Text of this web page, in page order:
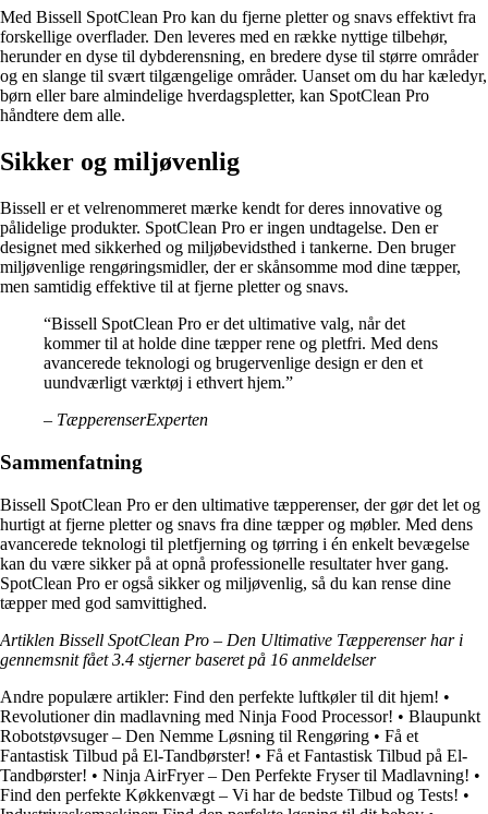
Med Bissell SpotClean Pro kan du fjerne pletter og snavs effektivt fra
forskellige overflader. Den leveres med en række nyttige tilbehør,
herunder en dyse til dybderensning, en bredere dyse til større områder
og en slange til svært tilgængelige områder. Uanset om du har kæledyr,
børn eller bare almindelige hverdagspletter, kan SpotClean Pro
håndtere dem alle.
Sikker og miljøvenlig
Bissell er et velrenommeret mærke kendt for deres innovative og
pålidelige produkter. SpotClean Pro er ingen undtagelse. Den er
designet med sikkerhed og miljøbevidsthed i tankerne. Den bruger
miljøvenlige rengøringsmidler, der er skånsomme mod dine tæpper,
men samtidig effektive til at fjerne pletter og snavs.
“Bissell SpotClean Pro er det ultimative valg, når det
kommer til at holde dine tæpper rene og pletfri. Med dens
avancerede teknologi og brugervenlige design er den et
uundværligt værktøj i ethvert hjem.”
– TæpperenserExperten
Sammenfatning
Bissell SpotClean Pro er den ultimative tæpperenser, der gør det let og
hurtigt at fjerne pletter og snavs fra dine tæpper og møbler. Med dens
avancerede teknologi til pletfjerning og tørring i én enkelt bevægelse
kan du være sikker på at opnå professionelle resultater hver gang.
SpotClean Pro er også sikker og miljøvenlig, så du kan rense dine
tæpper med god samvittighed.
Artiklen Bissell SpotClean Pro – Den Ultimative Tæpperenser har i
gennemsnit fået3.4 stjerner baseret på 16 anmeldelser
Andre populære artikler: Find den perfekte luftkøler til dit hjem! •
Revolutioner din madlavning med Ninja Food Processor! • Blaupunkt
Robotstøvsuger – Den Nemme Løsning til Rengøring • Få et
Fantastisk Tilbud på El-Tandbørster! • Få et Fantastisk Tilbud på El-
Tandbørster! • Ninja AirFryer – Den Perfekte Fryser til Madlavning! •
Find den perfekte Køkkenvægt – Vi har de bedste Tilbud og Tests! •